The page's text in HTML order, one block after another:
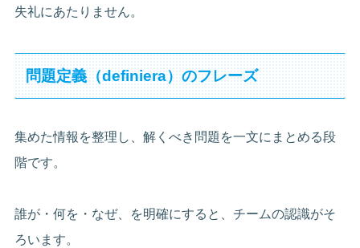
失礼にあたりません。
問題定義（definiera）のフレーズ
集めた情報を整理し、解くべき問題を一文にまとめる段
階です。
誰が・何を・なぜ、を明確にすると、チームの認識がそ
ろいます。